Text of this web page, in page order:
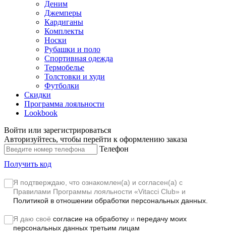
Деним
Джемперы
Кардиганы
Комплекты
Носки
Рубашки и поло
Спортивная одежда
Термобелье
Толстовки и худи
Футболки
Скидки
Программа лояльности
Lookbook
Войти или зарегистрироваться
Авторизуйтесь, чтобы перейти к оформлению заказа
Телефон
Получить код
Я подтверждаю, что ознакомлен(а) и согласен(а) с
Правилами Программы лояльности «Vitacci Club» и
Политикой в отношении обработки персональных данных.
Я даю своё согласие на обработку и передачу моих
персональных данных третьим лицам